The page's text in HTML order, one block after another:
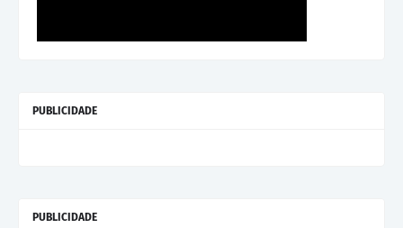
PUBLICIDADE
PUBLICIDADE